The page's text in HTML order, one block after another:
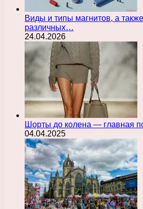
Виды и типы магнитов, а
различных…
24.04.2026
Шорты до колена — главная
04.04.2025